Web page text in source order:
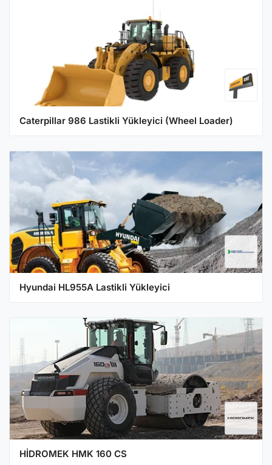
Caterpillar 986 Lastikli Yükleyici (Wheel Loader)
Hyundai HL955A Lastikli Yükleyici
HİDROMEK HMK 160 CS